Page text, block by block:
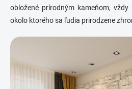
obložené prírodným kameňom,
okolo ktorého sa ľudia prirodzene